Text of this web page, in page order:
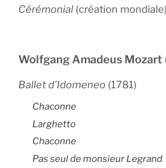
Cérémonial (création mondiale)
Wolfgang Amadeus Mozart
Ballet d’Idomeneo (1781)
Chaconne
Larghetto
Chaconne
Pas seul de monsieur Legrand